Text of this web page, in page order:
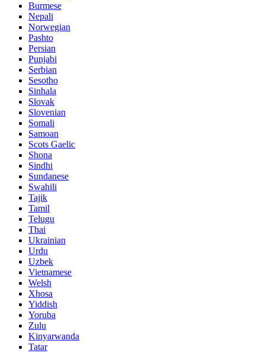
Burmese
Nepali
Norwegian
Pashto
Persian
Punjabi
Serbian
Sesotho
Sinhala
Slovak
Slovenian
Somali
Samoan
Scots Gaelic
Shona
Sindhi
Sundanese
Swahili
Tajik
Tamil
Telugu
Thai
Ukrainian
Urdu
Uzbek
Vietnamese
Welsh
Xhosa
Yiddish
Yoruba
Zulu
Kinyarwanda
Tatar